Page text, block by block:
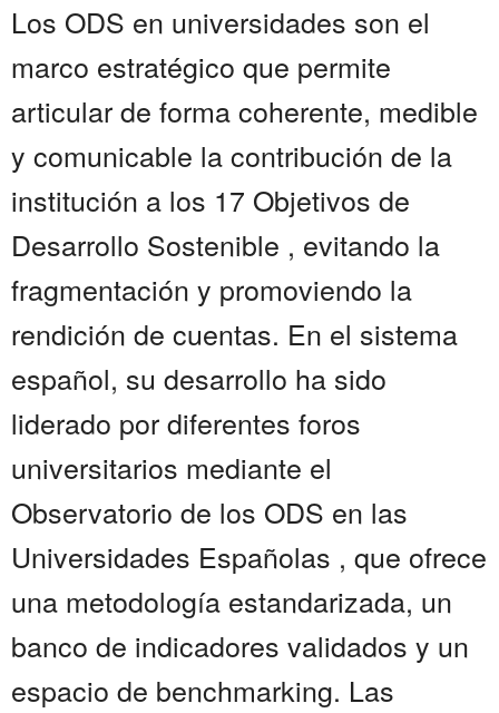
Los ODS en universidades son el
marco estratégico que permite
articular de forma coherente, medible
y comunicable la contribución de la
institución a los 17 Objetivos de
Desarrollo Sostenible , evitando la
fragmentación y promoviendo la
rendición de cuentas. En el sistema
español, su desarrollo ha sido
liderado por diferentes foros
universitarios mediante el
Observatorio de los ODS en las
Universidades Españolas , que ofrece
una metodología estandarizada, un
banco de indicadores validados y un
espacio de benchmarking. Las